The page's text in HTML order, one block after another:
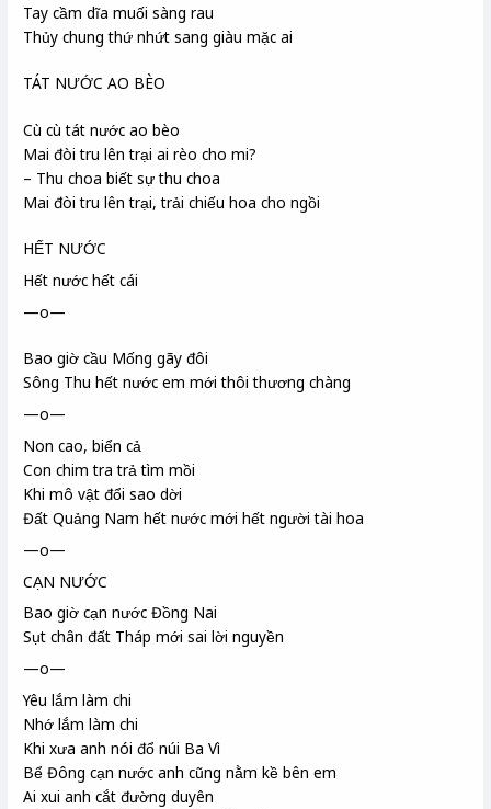
Tay cầm dĩa muối sàng rau
Thủy chung thứ nhứt sang giàu mặc ai
TÁT NƯỚC AO BÈO
Cù cù tát nước ao bèo
Mai đòi tru lên trại ai rèo cho mi?
– Thu choa biết sự thu choa
Mai đòi tru lên trại, trải chiếu hoa cho ngồi
HẾT NƯỚC
Hết nước hết cái
—o—
Bao giờ cầu Mống gãy đôi
Sông Thu hết nước em mới thôi thương chàng
—o—
Non cao, biển cả
Con chim tra trảtìm mồi
Khi mô vật đổi sao dời
Đất Quảng Nam hết nước mới hết người tài hoa
—o—
CẠN NƯỚC
Bao giờ cạn nước Đồng Nai
Sụt chân đất Tháp mới sai lời nguyền
—o—
Yêu lắm làm chi
Nhớ lắm làm chi
Khi xưa anh nói đổ núi Ba Vì
Bể Đông cạn nước anh cũng nằm kề bên em
Ai xui anh cắt đường duyên